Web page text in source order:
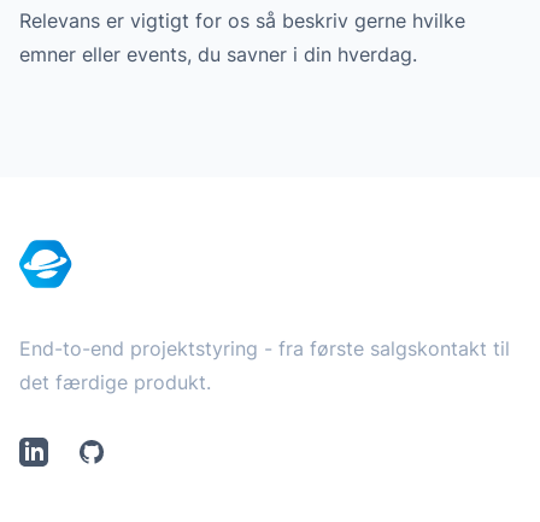
Relevans er vigtigt for os så beskriv gerne hvilke
emner eller events, du savner i din hverdag.
End-to-end projektstyring - fra første salgskontakt til
det færdige produkt.
LinkedInGithub